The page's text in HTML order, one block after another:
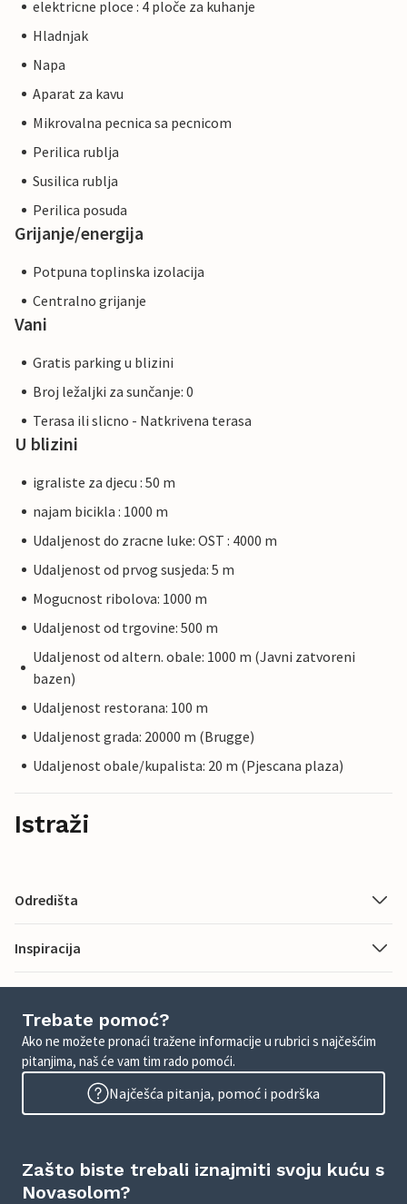
elektricne ploce : 4 ploče za kuhanje
Hladnjak
Napa
Aparat za kavu
Mikrovalna pecnica sa pecnicom
Perilica rublja
Susilica rublja
Perilica posuda
Grijanje/energija
Potpuna toplinska izolacija
Centralno grijanje
Vani
Gratis parking u blizini
Broj ležaljki za sunčanje: 0
Terasa ili slicno - Natkrivena terasa
U blizini
igraliste za djecu : 50 m
najam bicikla : 1000 m
Udaljenost do zracne luke: OST : 4000 m
Udaljenost od prvog susjeda: 5 m
Mogucnost ribolova: 1000 m
Udaljenost od trgovine: 500 m
Udaljenost od altern. obale: 1000 m (Javni zatvoreni
bazen)
Udaljenost restorana: 100 m
Udaljenost grada: 20000 m (Brugge)
Udaljenost obale/kupalista: 20 m (Pjescana plaza)
Istraži
Odredišta
Inspiracija
Trebate pomoć?
Ako ne možete pronaći tražene informacije u rubrici s najčešćim
pitanjima, naš će vam tim rado pomoći.
Najčešća pitanja, pomoć i podrška
Zašto biste trebali iznajmiti svoju kuću s
Novasolom?